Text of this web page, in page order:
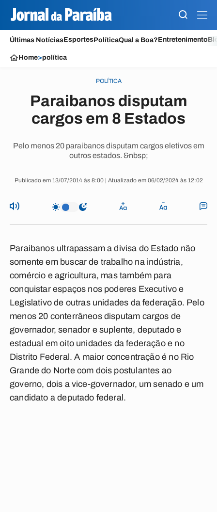
Últimas NotíciasEsportesPolíticaQual a Boa?Entretenimento
Home>política
POLÍTICA
Paraibanos disputam
cargos em 8 Estados
Pelo menos 20 paraibanos disputam cargos eletivos em
outros estados. &nbsp;
Publicado em 13/07/2014 às 8:00 | Atualizado em 06/02/2024 às 12:02
Paraibanos ultrapassam a divisa do Estado não
somente em buscar de trabalho na indústria,
comércio e agricultura, mas também para
conquistar espaços nos poderes Executivo e
Legislativo de outras unidades da federação. Pelo
menos 20 conterrâneos disputam cargos de
governador, senador e suplente, deputado e
estadual em oito unidades da federação e no
Distrito Federal. A maior concentração é no Rio
Grande do Norte com dois postulantes ao
governo, dois a vice-governador, um senado e um
candidato a deputado federal.